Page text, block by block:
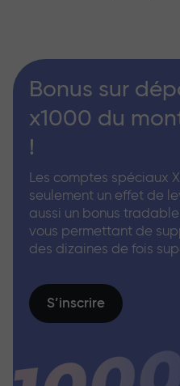
Bonus sur
x1000 du
!
Les comptes spéciaux
seulement un effet de
aussi un bonus
vous permettant de
des dizaines de fois
S’inscrire